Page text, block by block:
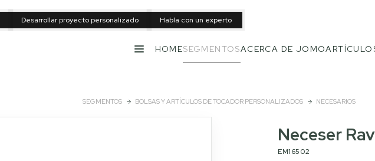
Desarrollar proyecto personalizado Habla con un experto
MENÚHOMESEGMENTOSACERCA DE JOMO
SEGMENTOS BOLSAS Y ARTÍCULOS DE TOCADOR PERSONALIZADOS NECESARIOS
Neceser
EM16502